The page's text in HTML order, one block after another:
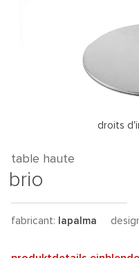
droits
table haute
brio
fabricant: lapalma